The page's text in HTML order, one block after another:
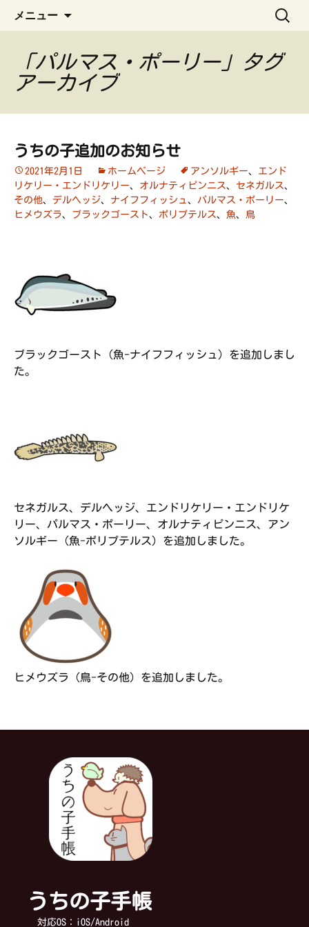
うちの子手帳
ペット管理用アプリ
メニュー
検
索:
「パルマス・ポーリー」タグ
アーカイブ
うちの子追加のお知らせ
2021年2月1日 ホームページ アンソルギー、 エンド
リケリー・エンドリケリー、 オルナティピンニス、 セネガルス、
その他、 デルヘッジ、 ナイフフィッシュ、 パルマス・ポーリー、
ヒメウズラ、 ブラックゴースト、 ポリプテルス、 魚、 鳥
ブラックゴースト（魚-ナイフフィッシュ）を追加しまし
た。
セネガルス、デルヘッジ、エンドリケリー・エンドリケ
リー、パルマス・ポーリー、オルナティピンニス、アン
ソルギー（魚-ポリプテルス）を追加しました。
ヒメウズラ（鳥-その他）を追加しました。
うちの子手帳
対応OS：iOS/Android